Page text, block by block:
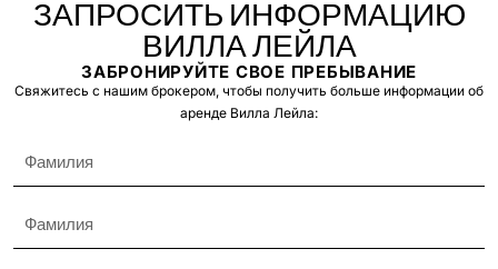
ЗАПРОСИТЬ ИНФОРМАЦИЮ
ВИЛЛА ЛЕЙЛА
ЗАБРОНИРУЙТЕ СВОЕ ПРЕБЫВАНИЕ
Свяжитесь с нашим брокером, чтобы получить больше информации об
аренде Вилла Лейла: